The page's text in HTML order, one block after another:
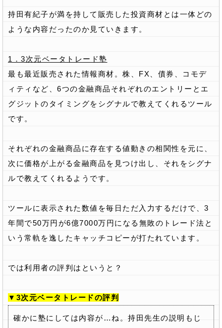
持田有紀子が満を持して販売した投資商材とは一体どの
ような内容だったのか見ていきます。
1．3次元ベータトレード塾
最も最近販売された情報商材。株、FX、債券、コモデ
ィティなど、6つの金融商品それぞれのエントリーとエ
グジットのタイミングをシグナルで教えてくれるツール
です。
それぞれの金融商品に存在する値動きの相関性を元に、
次に価格が上がる金融商品を見つけ出し、それをシグナ
ルで教えてくれるようです。
ツールに表示された数値を毎日ただ入力するだけで、3
年間で50万円が6億7000万円になる無敗のトレード法と
いう常軌を逸したキャッチコピーが打たれています。
では利用者の評判はというと？
▼3次元ベータトレードの評判
確かに塾にしては内容が…ね。持田先生の説明もじ